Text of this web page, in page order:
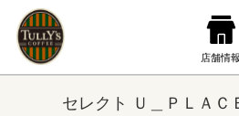
セレクト Ｕ＿ＰＬＡＣ